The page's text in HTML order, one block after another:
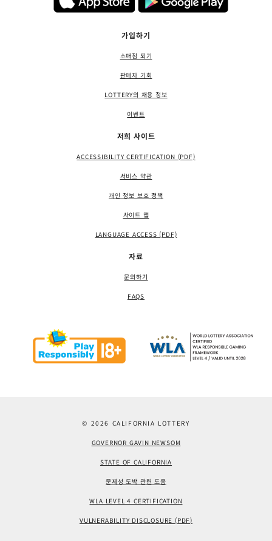
가입하기
소매점 되기
판매자 기회
LOTTERY의 채용 정보
이벤트
저희 사이트
ACCESSIBILITY CERTIFICATION (PDF)
서비스 약관
개인 정보 보호 정책
사이트 맵
LANGUAGE ACCESS (PDF)
자료
문의하기
FAQS
© 2026 CALIFORNIA LOTTERY
GOVERNOR GAVIN NEWSOM
STATE OF CALIFORNIA
문제성 도박 관련 도움
WLA LEVEL 4 CERTIFICATION
VULNERABILITY DISCLOSURE (PDF)